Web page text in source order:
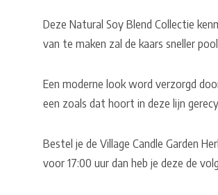
Deze Natural Soy Blend Collectie
van te maken zal de kaars sneller
Een moderne look word verzorgd
een zoals dat hoort in deze lijn
Bestel je de Village Candle Garden
voor 17:00 uur dan heb je deze de